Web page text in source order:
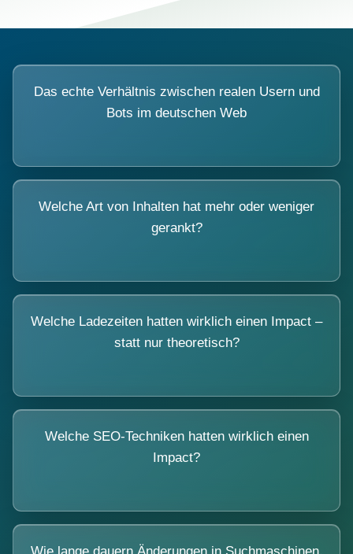
Das echte Verhältnis zwischen realen Usern und
Bots im deutschen Web
Welche Art von Inhalten hat mehr oder weniger
gerankt?
Welche Ladezeiten hatten wirklich einen Impact –
statt nur theoretisch?
Welche SEO-Techniken hatten wirklich einen
Impact?